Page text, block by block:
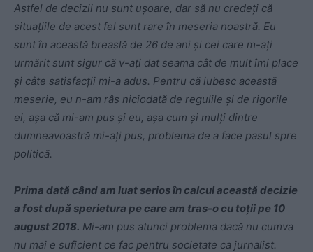
Astfel de decizii nu sunt ușoare, dar să nu credeți că
situațiile de acest fel sunt rare în meseria noastră. Eu
sunt în această breaslă de 26 de ani și cei care m-ați
urmărit sunt sigur că v-ați dat seama cât de mult îmi place
și câte satisfacții mi-a adus. Pentru că iubesc această
meserie, eu n-am râs niciodată de regulile și de rigorile
ei, așa că mi-am pus și eu, așa cum și mulți dintre
dumneavoastră mi-ați pus, problema de a face pasul spre
politică.
Prima dată când am luat serios în calcul această decizie
a fost după sperietura pe care am tras-o cu toții pe 10
august 2018. Mi-am pus atunci problema dacă nu cumva
nu mai e suficient ce fac pentru societate ca jurnalist.